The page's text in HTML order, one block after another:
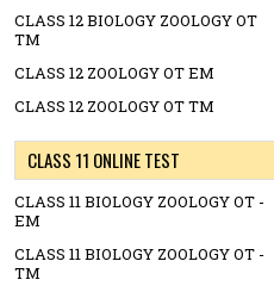
CLASS 12 BIOLOGY ZOOLOGY OT
TM
CLASS 12 ZOOLOGY OT EM
CLASS 12 ZOOLOGY OT TM
CLASS 11 ONLINE TEST
CLASS 11 BIOLOGY ZOOLOGY OT -
EM
CLASS 11 BIOLOGY ZOOLOGY OT -
TM